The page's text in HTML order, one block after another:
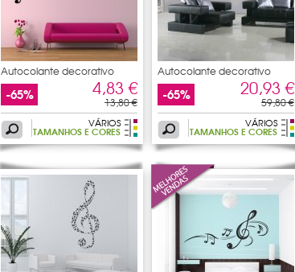
Autocolante decorativo
pauta
-65% 4,83 €
13,80 €
VÁRIOS
TAMANHOS E CORES
Autocolante decorativo
pauta
-65% 20,93 €
59,80 €
VÁRIOS
TAMANHOS E CORES